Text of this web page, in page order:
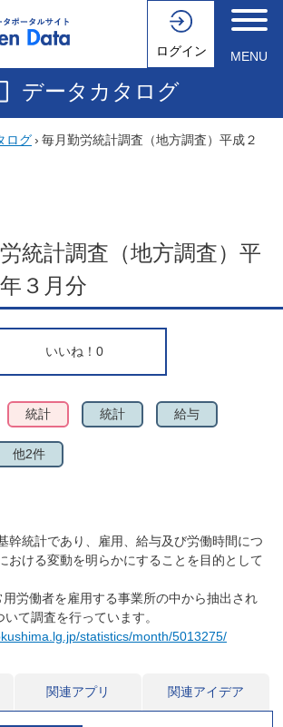
ログイン MENU
データカタログ
ログ› 毎月勤労統計調査（地方調査）平成２
統計調査（地方調査）平
３月分
いいね！ 0
統計 統計 給与
他2件
幹統計であり、雇用、給与及び労働時間につ
おける変動を明らかにすることを目的として
労働者を雇用する事業所の中から抽出され
て調査を行っています。
statistics/month/5013275/
関連アプリ 関連アイデア